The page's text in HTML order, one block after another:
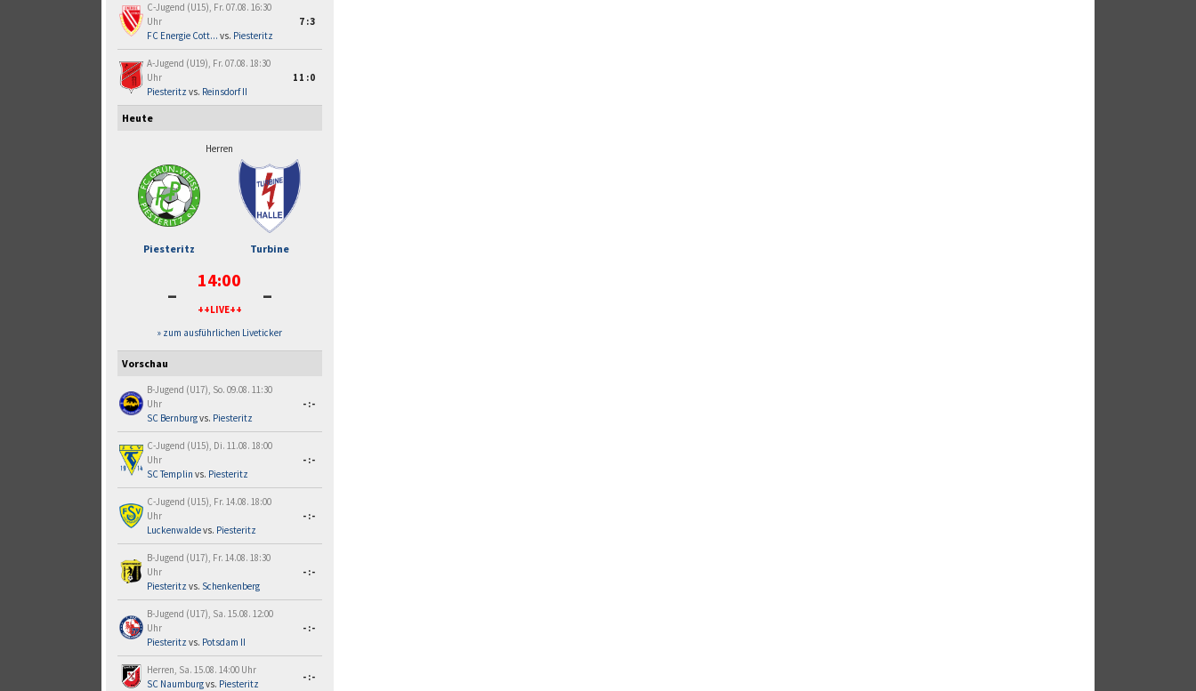
C-Jugend (U15), Fr. 07.08. 16:30
Uhr
FC Energie Cott... vs. Piesteritz
7:3
A-Jugend (U19), Fr. 07.08. 18:30
Uhr
Piesteritz vs. Reinsdorf II
11:0
Heute
Herren
Piesteritz Turbine
- 14:00
++LIVE++ -
» zum ausführlichen Liveticker
Vorschau
B-Jugend (U17), So. 09.08. 11:30
Uhr
SC Bernburgvs. Piesteritz
-:-
C-Jugend (U15), Di. 11.08. 18:00
Uhr
SC Templin vs. Piesteritz
-:-
C-Jugend (U15), Fr. 14.08. 18:00
Uhr
Luckenwaldevs. Piesteritz
-:-
B-Jugend (U17), Fr. 14.08. 18:30
Uhr
Piesteritz vs. Schenkenberg
-:-
B-Jugend (U17), Sa. 15.08. 12:00
Uhr
Piesteritz vs. Potsdam II
-:-
Herren, Sa. 15.08. 14:00 Uhr
SC Naumburgvs. Piesteritz
-:-